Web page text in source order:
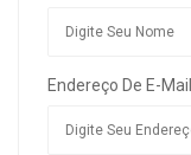
Endereço De E-